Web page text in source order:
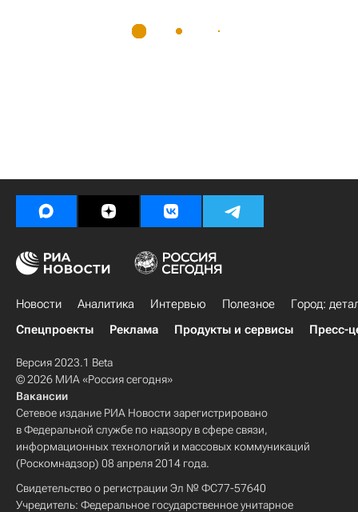
Новости Аналитика Интервью Полезное
Город:
Спецпроекты
Реклама Продукты и сервисы Пресс-
Версия 2023.1 Beta
© 2026 МИА «Россия сегодня»
Вакансии
Сетевое издание РИА Новости зарегистрировано
в Федеральной службе по надзору в сфере связи,
информационных технологий и массовых коммуникаций
(Роскомнадзор) 08 апреля 2014 года.
Свидетельство о регистрации Эл № ФС77-57640
Учредитель: Федеральное государственное унитарное